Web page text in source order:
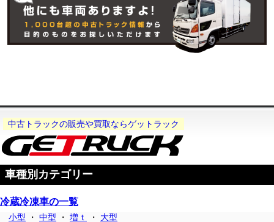
中古トラックの販売や買取ならゲットラック
車種別カテゴリー
冷蔵冷凍車の一覧
小型 ・ 中型 ・ 増ｔ ・ 大型